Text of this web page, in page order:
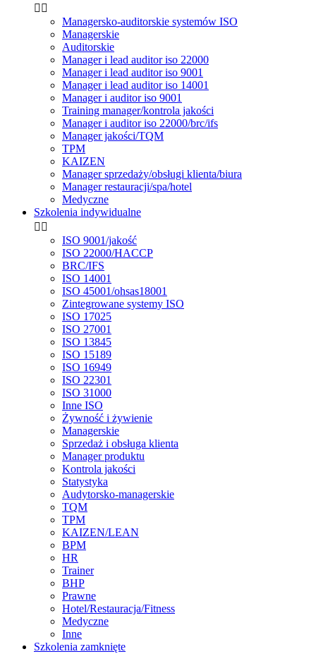
 
Managersko-auditorskie systemów ISO
Managerskie
Auditorskie
Manager i lead auditor iso 22000
Manager i lead auditor iso 9001
Manager i lead auditor iso 14001
Manager i auditor iso 9001
Training manager/kontrola jakości
Manager i auditor iso 22000/brc/ifs
Manager jakości/TQM
TPM
KAIZEN
Manager sprzedaży/obsługi klienta/biura
Manager restauracji/spa/hotel
Medyczne
Szkolenia indywidualne
 
ISO 9001/jakość
ISO 22000/HACCP
BRC/IFS
ISO 14001
ISO 45001/ohsas18001
Zintegrowane systemy ISO
ISO 17025
ISO 27001
ISO 13845
ISO 15189
ISO 16949
ISO 22301
ISO 31000
Inne ISO
Żywność i żywienie
Managerskie
Sprzedaż i obsługa klienta
Manager produktu
Kontrola jakości
Statystyka
Audytorsko-managerskie
TQM
TPM
KAIZEN/LEAN
BPM
HR
Trainer
BHP
Prawne
Hotel/Restauracja/Fitness
Medyczne
Inne
Szkolenia zamknięte